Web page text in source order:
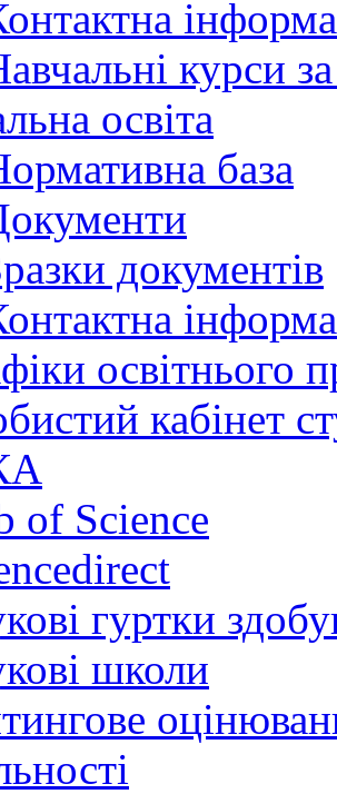
курси
освіта
база
документів
освітнього
кабінет
of Science
гуртки
школи